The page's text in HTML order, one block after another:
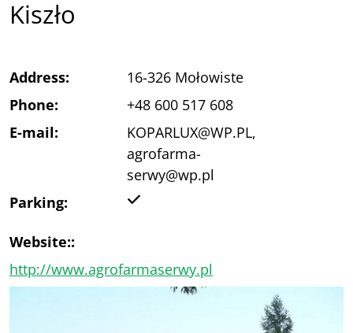
Kiszło
Address:
16-326 Mołowiste
Phone:
+48 600 517 608
E-mail:
KOPARLUX@WP.PL,
agrofarma-
serwy@wp.pl
Parking:
Website::
http://www.agrofarmaserwy.pl